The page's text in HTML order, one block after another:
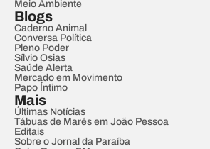
Meio Ambiente
Blogs
Caderno Animal
Conversa Política
Pleno Poder
Sílvio Osias
Saúde Alerta
Mercado em Movimento
Papo Íntimo
Mais
Últimas Notícias
Tábuas de Marés em João Pessoa
Editais
Sobre o Jornal da Paraíba